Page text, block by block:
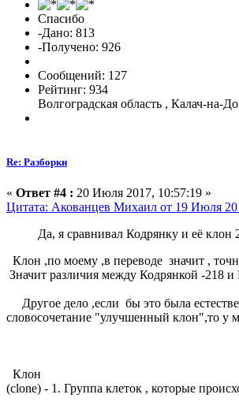
Спасибо
-Дано: 813
-Получено: 926
Сообщений: 127
Рейтинг: 934
Волгоградская область , Калач-на-
Re: Разборки
« Ответ #4 : 20 Июля 2017, 10:57:19 »
Цитата: Акованцев Михаил от 19 Июля
Да, я сравнивал Кодрянку и её клон
Клон ,по моему ,в переводе значит ,
Значит различия между Кодрянкой -218
Другое дело ,если бы это была
словосочетание "улучшенный клон",то
Клон
(clone) - 1. Группа клеток , которые